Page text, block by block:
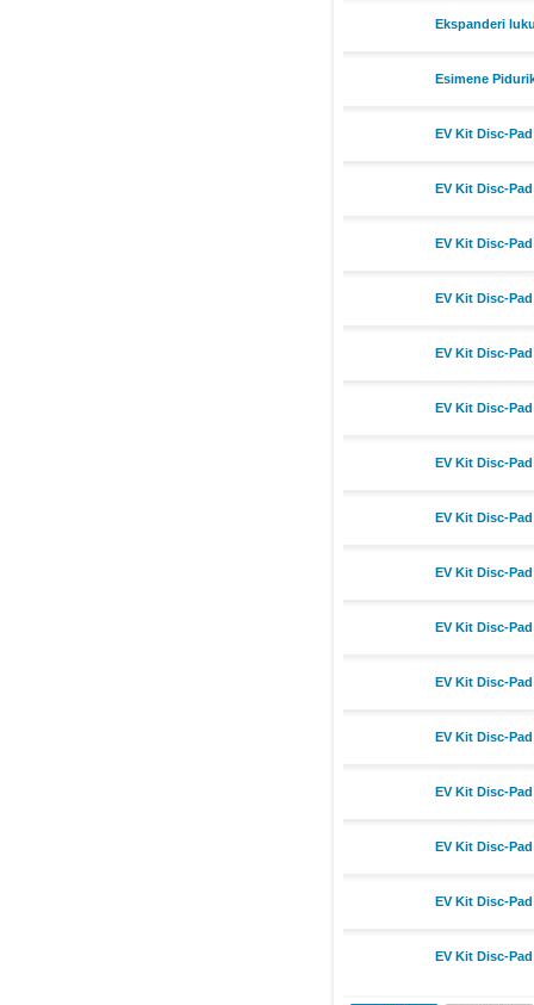
Ekspanderi
Esimene
EV Kit Disc-Pad
EV Kit Disc-Pad
EV Kit Disc-Pad
EV Kit Disc-Pad
EV Kit Disc-Pad
EV Kit Disc-Pad
EV Kit Disc-Pad
EV Kit Disc-Pad
EV Kit Disc-Pad
EV Kit Disc-Pad
EV Kit Disc-Pad
EV Kit Disc-Pad
EV Kit Disc-Pad
EV Kit Disc-Pad
EV Kit Disc-Pad
EV Kit Disc-Pad